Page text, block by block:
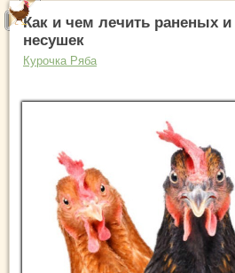
Как и чем лечить раненых
несушек
Курочка Ряба